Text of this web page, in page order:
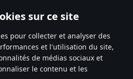
sur ce site
pour collecter et analyser des
et l'utilisation du site,
de médias sociaux et
le contenu et les
haut débit
297 298 397